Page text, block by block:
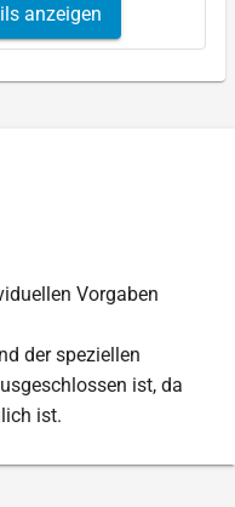
anzeigen
Vorgaben
der speziellen
ist, da
ist.